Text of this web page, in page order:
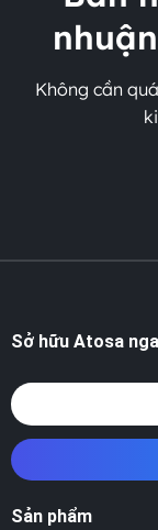
Không cần
Sở hữu Atosa
Sản phẩm